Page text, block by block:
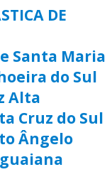
DE
Santa Maria
do Sul
Alta
Cruz do Sul
Ângelo